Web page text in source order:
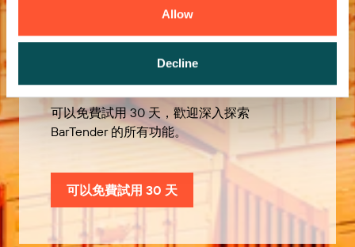
Allow
Decline
歡迎免費試用
可以免費試用 30 天，歡迎深入探索
BarTender 的所有功能。
可以免費試用 30 天